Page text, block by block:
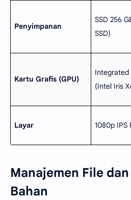
Penyimpanan
SSD 256
SSD)
Kartu Grafis (GPU)
Integrated
(Intel Iris
Layar 1080p IPS
Manajemen File
Bahan